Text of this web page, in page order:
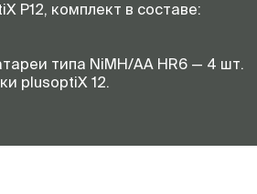
P12, комплект в составе:
типа NiMH/AA HR6 — 4 шт.
plusoptiX 12.